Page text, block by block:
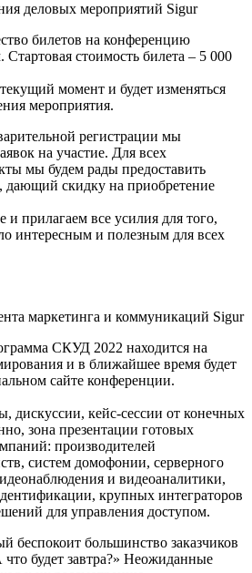
деловых мероприятий Sigur
билетов на конференцию
стоимость билета – 5 000
момент и будет изменяться
мероприятия.
регистрации мы
на участие. Для всех
мы будем рады предоставить
дающий скидку на приобретение
прилагаем все усилия для того,
интересным и полезным для всех
маркетинга и коммуникаций Sigur
СКУД 2022 находится на
и в ближайшее время будет
сайте конференции.
дискуссии, кейс-сессии от конечных
зона презентации готовых
производителей
систем домофонии, серверного
и видеоаналитики,
крупных интеграторов
для управления доступом.
беспокоит большинство заказчиков
будет завтра?» Неожиданные